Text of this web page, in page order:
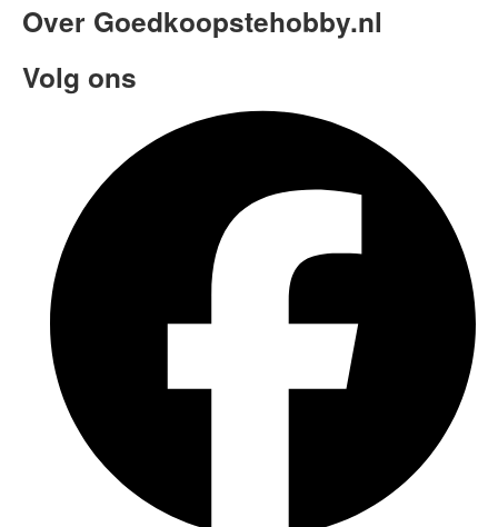
Over Goedkoopstehobby.nl
Volg ons